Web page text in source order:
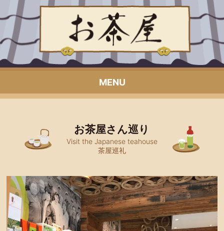
MENU
お茶屋さん巡り
Visit the Japanese teahouse
茶屋巡礼